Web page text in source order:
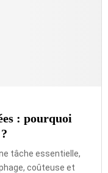
: pourquoi
tâche essentielle,
coûteuse et